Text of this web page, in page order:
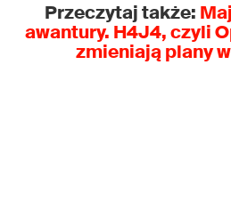
Przeczytaj także:
awantury. H4J4, czyli
zmieniają plany